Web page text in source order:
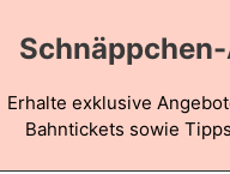
Erhalte exklusive
Bahntickets sowie